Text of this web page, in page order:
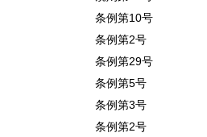
条例第10号
条例第2号
条例第29号
条例第5号
条例第3号
条例第2号